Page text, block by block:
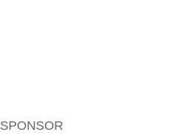
SPONSOR